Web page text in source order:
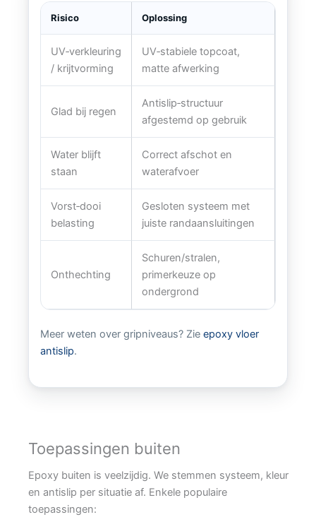
Risico Oplossing
UV‑verkleuring
/ krijtvorming
UV‑stabiele topcoat,
matte afwerking
Glad bij regen
Antislip‑structuur
afgestemd op gebruik
Water blijft
staan
Correct afschot en
waterafvoer
Vorst‑dooi
belasting
Gesloten systeem met
juiste randaansluitingen
Onthechting
Schuren/stralen,
primerkeuze op
ondergrond
Meer weten over gripniveaus? Zie epoxy vloer
antislip.
Toepassingen buiten
Epoxy buiten is veelzijdig. We stemmen systeem, kleur
en antislip per situatie af. Enkele populaire
toepassingen: